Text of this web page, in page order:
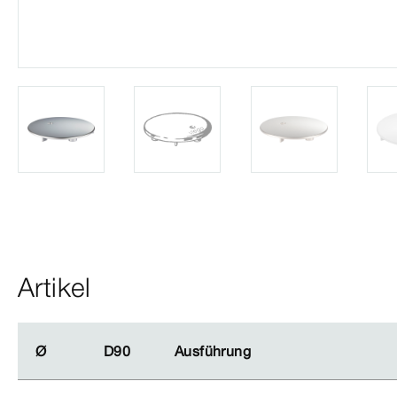
Artikel
Ø D90 Ausführung
Ø D90 Ausführung